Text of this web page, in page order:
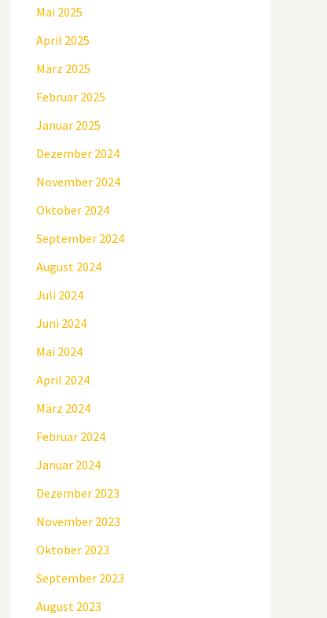
Mai 2025
April 2025
März 2025
Februar 2025
Januar 2025
Dezember 2024
November 2024
Oktober 2024
September 2024
August 2024
Juli 2024
Juni 2024
Mai 2024
April 2024
März 2024
Februar 2024
Januar 2024
Dezember 2023
November 2023
Oktober 2023
September 2023
August 2023